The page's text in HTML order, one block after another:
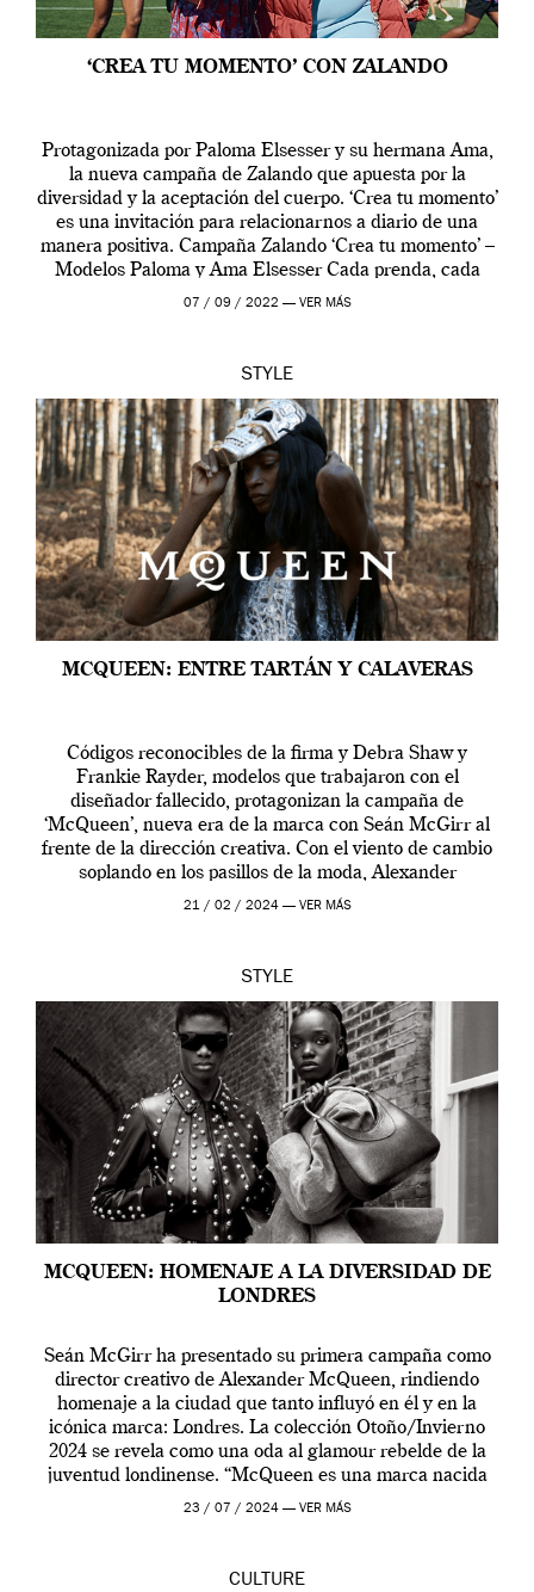
‘CREA TU MOMENTO’ CON ZALANDO
Protagonizada por Paloma Elsesser y su hermana Ama,
la nueva campaña de Zalando que apuesta por la
diversidad y la aceptación del cuerpo. ‘Crea tu momento’
es una invitación para relacionarnos a diario de una
manera positiva. Campaña Zalando ‘Crea tu momento’ –
Modelos Paloma y Ama Elsesser Cada prenda, cada
outfit, cada momento, caracteriza […]
07 / 09 / 2022 — VER MÁS
STYLE
MCQUEEN: ENTRE TARTÁN Y CALAVERAS
Códigos reconocibles de la firma y Debra Shaw y
Frankie Rayder, modelos que trabajaron con el
diseñador fallecido, protagonizan la campaña de
‘McQueen’, nueva era de la marca con Seán McGirr al
frente de la dirección creativa. Con el viento de cambio
soplando en los pasillos de la moda, Alexander
McQueen se prepara para una […]
21 / 02 / 2024 — VER MÁS
STYLE
MCQUEEN: HOMENAJE A LA DIVERSIDAD DE
LONDRES
Seán McGirr ha presentado su primera campaña como
director creativo de Alexander McQueen, rindiendo
homenaje a la ciudad que tanto influyó en él y en la
icónica marca: Londres. La colección Otoño/Invierno
2024 se revela como una oda al glamour rebelde de la
juventud londinense. “McQueen es una marca nacida
en Londres y siempre ha […]
23 / 07 / 2024 — VER MÁS
CULTURE